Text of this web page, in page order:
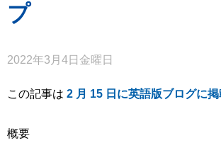
プ
2022年3月4日金曜日
この記事は 2 月 15 日に英語版ブログに
概要